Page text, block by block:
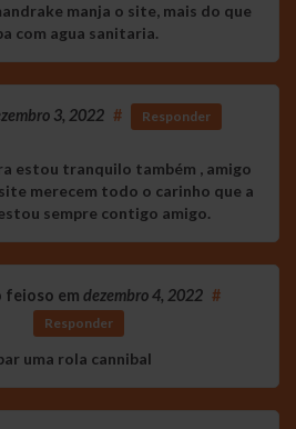
manja o site, mais do que
com agua sanitaria.
3, 2022 # Responder
estou tranquilo também , amigo
merecem todo o carinho que a
sempre contigo amigo.
feioso em dezembro 4, 2022 #
Responder
uma rola cannibal